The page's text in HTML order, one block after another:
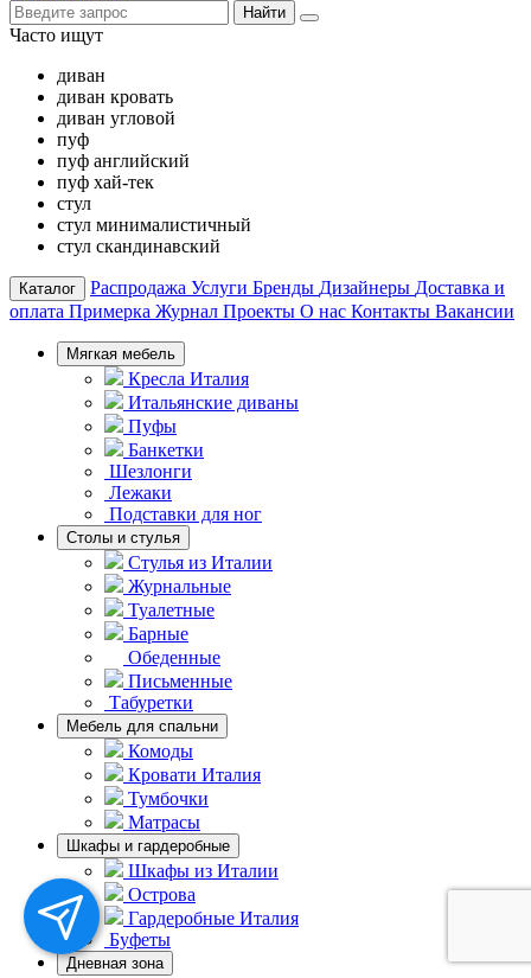
Найти
Часто ищут
диван
диван кровать
диван угловой
пуф
пуф английский
пуф хай-тек
стул
стул минималистичный
стул скандинавский
Каталог Распродажа Услуги Бренды Дизайнеры Доставка и
оплата Примерка Журнал Проекты О нас Контакты Вакансии
Мягкая мебель
Кресла Италия
Итальянские диваны
Пуфы
Банкетки
Шезлонги
Лежаки
Подставки для ног
Столы и стулья
Стулья из Италии
Журнальные
Туалетные
Барные
Обеденные
Письменные
Табуретки
Мебель для спальни
Комоды
Кровати Италия
Тумбочки
Матрасы
Шкафы и гардеробные
Шкафы из Италии
Острова
Гардеробные Италия
Буфеты
Дневная зона